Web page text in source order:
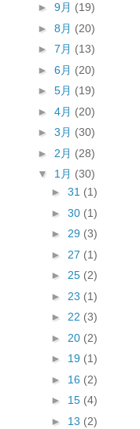
► 9月 (19)
► 8月 (20)
► 7月 (13)
► 6月 (20)
► 5月 (19)
► 4月 (20)
► 3月 (30)
► 2月 (28)
▼ 1月 (30)
► 31 (1)
► 30 (1)
► 29 (3)
► 27 (1)
► 25 (2)
► 23 (1)
► 22 (3)
► 20 (2)
► 19 (1)
► 16 (2)
► 15 (4)
► 13 (2)